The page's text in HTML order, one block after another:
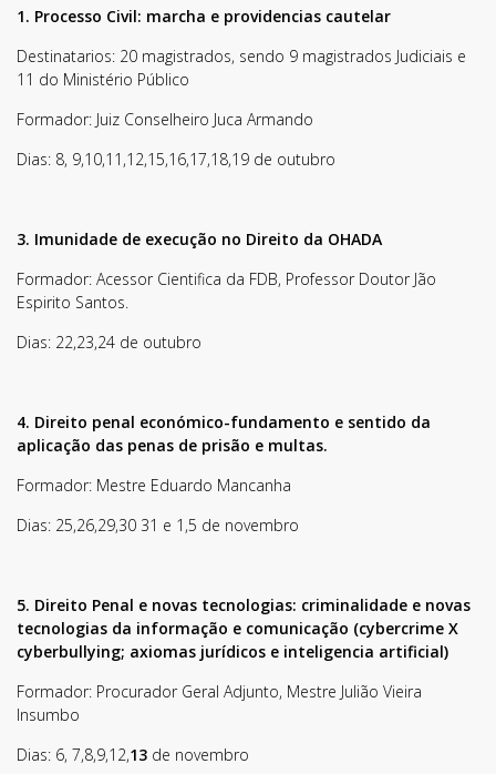
1. Processo Civil: marcha e providencias cautelar
Destinatarios: 20 magistrados, sendo 9 magistrados Judiciais e
11 do Ministério Público
Formador: Juiz Conselheiro Juca Armando
Dias: 8, 9,10,11,12,15,16,17,18,19 de outubro
3. Imunidade de execução no Direito da OHADA
Formador: Acessor Cientifica da FDB, Professor Doutor Jão
Espirito Santos.
Dias: 22,23,24 de outubro
4. Direito penal económico-fundamento e sentido da
aplicação das penas de prisão e multas.
Formador: Mestre Eduardo Mancanha
Dias: 25,26,29,30 31 e 1,5 de novembro
5. Direito Penal e novas tecnologias: criminalidade e novas
tecnologias da informação e comunicação (cybercrime X
cyberbullying; axiomas jurídicos e inteligencia artificial)
Formador: Procurador Geral Adjunto, Mestre Julião Vieira
Insumbo
Dias: 6, 7,8,9,12,13 de novembro
Subscreva a nossa
Newsletter!